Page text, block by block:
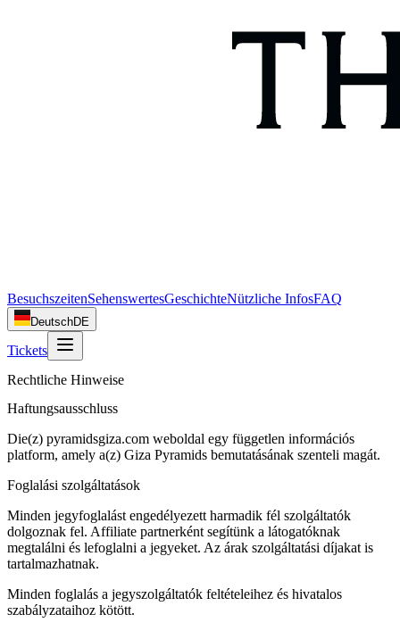
BesuchszeitenSehenswertesGeschichteNützliche InfosFAQ
DeutschDE
Tickets
Rechtliche Hinweise
Haftungsausschluss
Die(z) pyramidsgiza.com weboldal egy független információs
platform, amely a(z) Giza Pyramids bemutatásának szenteli magát.
Foglalási szolgáltatások
Minden jegyfoglalást engedélyezett harmadik fél szolgáltatók
dolgoznak fel. Affiliate partnerként segítünk a látogatóknak
megtalálni és lefoglalni a jegyeket. Az árak szolgáltatási díjakat is
tartalmazhatnak.
Minden foglalás a jegyszolgáltatók feltételeihez és hivatalos
szabályzataihoz kötött.